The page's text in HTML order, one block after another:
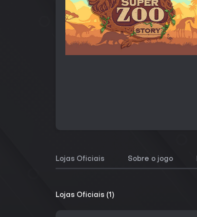
Lojas Oficiais Sobre o jogo
Lojas Oficiais (1)